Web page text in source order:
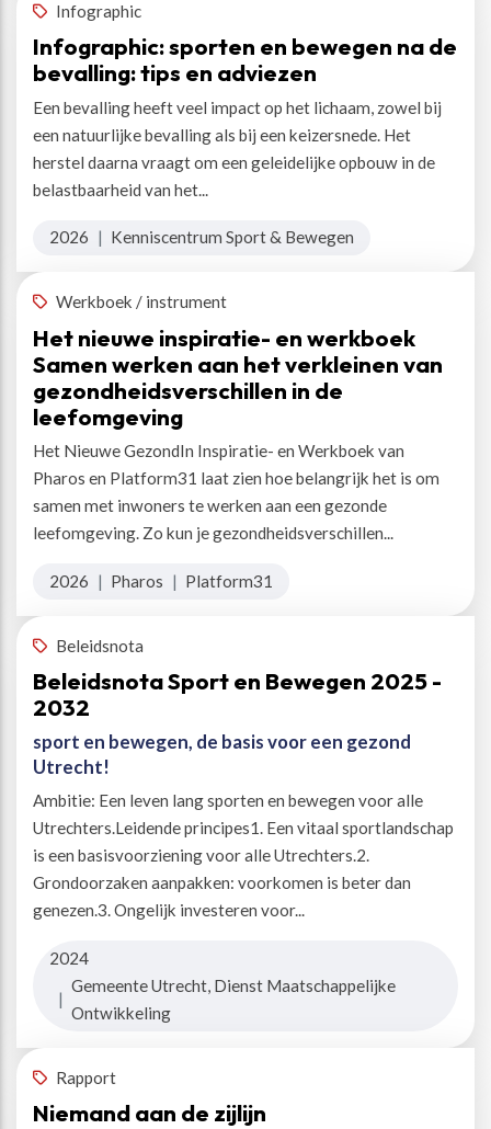
Infographic
Infographic: sporten en bewegen na de
bevalling: tips en adviezen
Een bevalling heeft veel impact op het lichaam, zowel bij
een natuurlijke bevalling als bij een keizersnede. Het
herstel daarna vraagt om een geleidelijke opbouw in de
belastbaarheid van het...
2026 | Kenniscentrum Sport & Bewegen
Werkboek / instrument
Het nieuwe inspiratie- en werkboek
Samen werken aan het verkleinen van
gezondheidsverschillen in de
leefomgeving
Het Nieuwe GezondIn Inspiratie- en Werkboek van
Pharos en Platform31 laat zien hoe belangrijk het is om
samen met inwoners te werken aan een gezonde
leefomgeving. Zo kun je gezondheidsverschillen...
2026 | Pharos | Platform31
Beleidsnota
Beleidsnota Sport en Bewegen 2025 -
2032
sport en bewegen, de basis voor een gezond
Utrecht!
Ambitie: Een leven lang sporten en bewegen voor alle
Utrechters.Leidende principes1. Een vitaal sportlandschap
is een basisvoorziening voor alle Utrechters.2.
Grondoorzaken aanpakken: voorkomen is beter dan
genezen.3. Ongelijk investeren voor...
2024
|
Gemeente Utrecht, Dienst Maatschappelijke
Ontwikkeling
Rapport
Niemand aan de zijlijn